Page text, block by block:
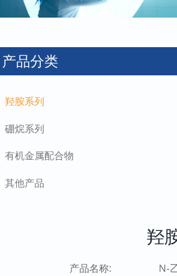
产品分类
羟胺系列
硼烷系列
有机金属配合物
其他产品
羟
产品名称: N-